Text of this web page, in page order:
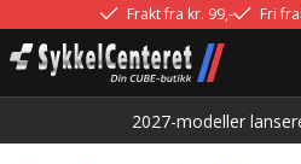
Frakt fra kr. 99,- Fri
2027-modeller